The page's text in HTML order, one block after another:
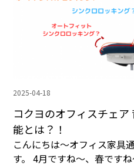
2025-04-18
コクヨのオフィスチェ
能とは？！
こんにちは〜オフィス家具
す。 4月ですね〜、春です